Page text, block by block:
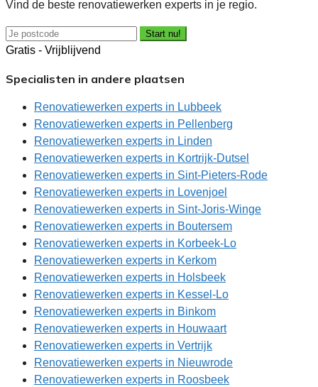
Vind de beste renovatiewerken experts in je regio.
Start nu!
Gratis - Vrijblijvend
Specialisten in andere plaatsen
Renovatiewerken experts in Lubbeek
Renovatiewerken experts in Pellenberg
Renovatiewerken experts in Linden
Renovatiewerken experts in Kortrijk-Dutsel
Renovatiewerken experts in Sint-Pieters-Rode
Renovatiewerken experts in Lovenjoel
Renovatiewerken experts in Sint-Joris-Winge
Renovatiewerken experts in Boutersem
Renovatiewerken experts in Korbeek-Lo
Renovatiewerken experts in Kerkom
Renovatiewerken experts in Holsbeek
Renovatiewerken experts in Kessel-Lo
Renovatiewerken experts in Binkom
Renovatiewerken experts in Houwaart
Renovatiewerken experts in Vertrijk
Renovatiewerken experts in Nieuwrode
Renovatiewerken experts in Roosbeek